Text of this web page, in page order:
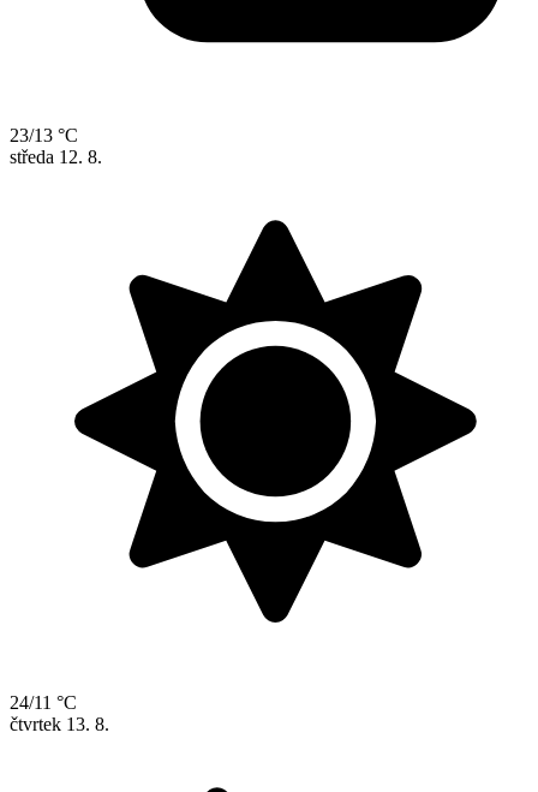
23/13 °C
středa 12. 8.
24/11 °C
čtvrtek 13. 8.